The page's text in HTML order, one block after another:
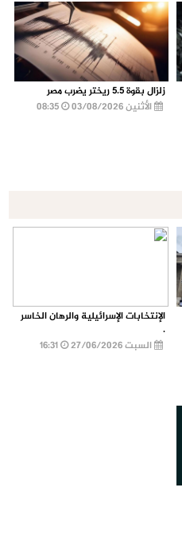
زلزال بقوة 5.5 ريختر يضرب مصر
الأثنين 03/08/2026
08:35
الإنتخابات الإسرائيلية والرهان الخاسر
.
السبت 27/06/2026
16:31